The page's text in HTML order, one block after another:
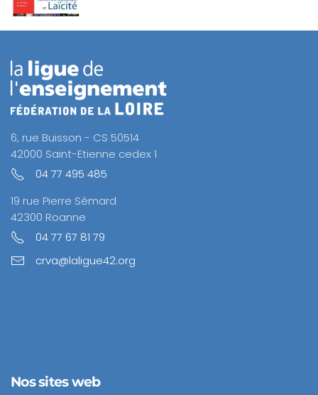
6, rue Buisson - CS 50514
42000 Saint-Etienne cedex 1
04 77 495 485
19 rue Pierre Sémard
42300 Roanne
04 77 67 81 79
crva@laligue42.org
Nos sites web